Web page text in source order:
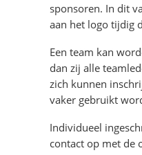
sponsoren. In dit
aan het logo tijdig
Een team kan
dan zij alle
zich kunnen
vaker gebruikt
Individueel
contact op met de